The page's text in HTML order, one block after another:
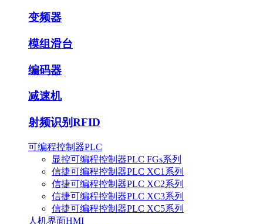
变频器
模组滑台
编码器
减速机
射频识别RFID
可编程控制器PLC
显控可编程控制器PLC FGs系列
信捷可编程控制器PLC XC1系列
信捷可编程控制器PLC XC2系列
信捷可编程控制器PLC XC3系列
信捷可编程控制器PLC XC5系列
人机界面HMI